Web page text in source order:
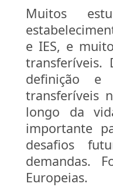
Muitos
e IES, e
transferíveis.
definição e
transferíveis
longo da
importante
desafios
demandas.
Europeias.